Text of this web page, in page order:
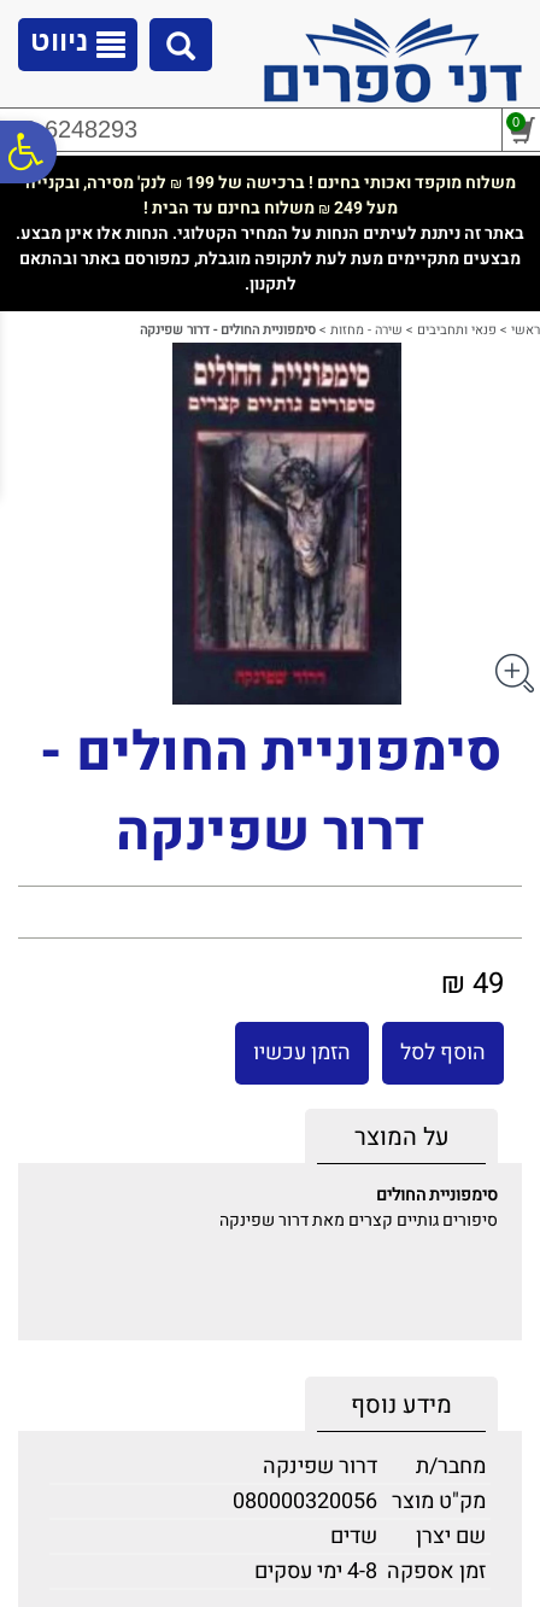
נגישות
ניווט
02-6248293 0
משלוח מוקפד ואכותי בחינם ! ברכישה של 199 ₪ לנק' מסירה, ובקנייה
מעל 249
₪משלוח בחינם עד הבית !
באתר זה ניתנת לעיתים הנחות על המחיר הקטלוגי. הנחות אלו אינן מבצע.
מבצעים מתקיימים מעת לעת לתקופה מוגבלת, כמפורסם באתר ובהתאם
לתקנון.
ראשי > פנאי ותחביבים > שירה - מחזות >סימפוניית החולים - דרור שפינקה
סימפוניית החולים -
דרור שפינקה
49 ₪
הוסף לסל הזמן עכשיו
על המוצר
סימפוניית החולים
סיפורים גותיים קצרים מאת דרור שפינקה
מידע נוסף
מחבר/ת
דרור שפינקה
מק"ט מוצר 080000320056
שם יצרן
שדים
זמן אספקה 4-8 ימי עסקים